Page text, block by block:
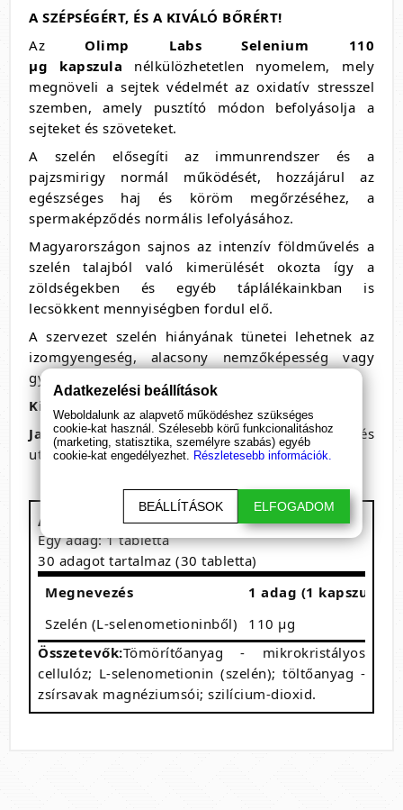
A SZÉPSÉGÉRT, ÉS A KIVÁLÓ BŐRÉRT!
Az Olimp Labs Selenium 110
µg
kapszula nélkülözhetetlen nyomelem, mely
megnöveli a sejtek védelmét az oxidatív stresszel
szemben, amely pusztító módon befolyásolja a
sejteket és szöveteket.
A szelén elősegíti az immunrendszer és a
pajzsmirigy normál működését, hozzájárul az
egészséges haj és köröm megőrzéséhez, a
spermaképződés normális lefolyásához.
Magyarországon sajnos az intenzív földművelés a
szelén talajból való kimerülését okozta így a
zöldségekben és egyéb táplálékainkban is
lecsökkent mennyiségben fordul elő.
A szervezet szelén hiányának tünetei lehetnek az
izomgyengeség, alacsony nemzőképesség vagy
gyakori fertőzések.
Kiszerelés: 30
tabletta
Javasolt használat:1 tabletta naponta étkezés
után nagy mennyiségű vízzel.
Az Olimp Selen összetevői
Egy adag: 1 tabletta
30 adagot tartalmaz (30 tabletta)
Megnevezés
1 adag (1 kapszula)
Szelén (L-selenometioninből)
110 µg
Összetevők:Tömörítőanyag - mikrokristályos
cellulóz; L-selenometionin (szelén); töltőanyag -
zsírsavak magnéziumsói; szilícium-dioxid.
Adatkezelési beállítások
Weboldalunk az alapvető működéshez szükséges
cookie-kat használ. Szélesebb körű funkcionalitáshoz
(marketing, statisztika, személyre szabás) egyéb
cookie-kat engedélyezhet. Részletesebb információk.
BEÁLLÍTÁSOK ELFOGADOM